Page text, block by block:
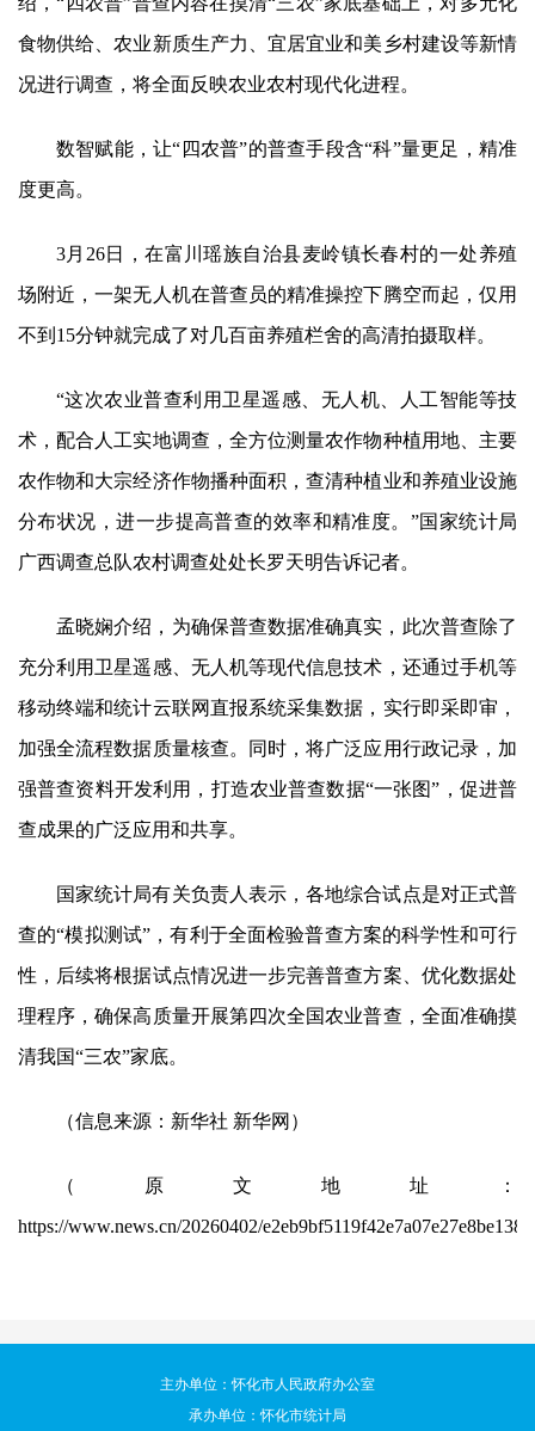
食物供给、农业新质生产力、宜居宜业和美乡村建设等新情
况进行调查，将全面反映农业农村现代化进程。
数智赋能，让“四农普”的普查手段含“科”量更足，精准
度更高。
3月26日，在富川瑶族自治县麦岭镇长春村的一处养殖
场附近，一架无人机在普查员的精准操控下腾空而起，仅用
不到15分钟就完成了对几百亩养殖栏舍的高清拍摄取样。
“这次农业普查利用卫星遥感、无人机、人工智能等技
术，配合人工实地调查，全方位测量农作物种植用地、主要
农作物和大宗经济作物播种面积，查清种植业和养殖业设施
分布状况，进一步提高普查的效率和精准度。”国家统计局
广西调查总队农村调查处处长罗天明告诉记者。
孟晓娴介绍，为确保普查数据准确真实，此次普查除了
充分利用卫星遥感、无人机等现代信息技术，还通过手机等
移动终端和统计云联网直报系统采集数据，实行即采即审，
加强全流程数据质量核查。同时，将广泛应用行政记录，加
强普查资料开发利用，打造农业普查数据“一张图”，促进普
查成果的广泛应用和共享。
国家统计局有关负责人表示，各地综合试点是对正式普
查的“模拟测试”，有利于全面检验普查方案的科学性和可行
性，后续将根据试点情况进一步完善普查方案、优化数据处
理程序，确保高质量开展第四次全国农业普查，全面准确摸
清我国“三农”家底。
（信息来源：新华社 新华网）
（原文地址：
https://www.news.cn/20260402/
主办单位：怀化市人民政府办公室
承办单位：怀化市统计局